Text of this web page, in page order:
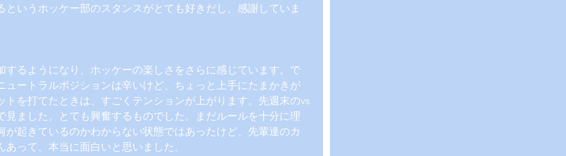
というホッケー部のスタンスがとても好きだし、感謝していま
するようになり、ホッケーの楽しさをさらに感じています。で
ュートラルポジションは辛いけど、ちょっと上手にたまかきが
トを打てたときは、すごくテンションが上がります。先週末のvs
見ました。とても興奮するものでした。まだルールを十分に理
が起きているのかわからない状態ではあったけど、先輩達のカ
って、本当に面白いと思いました。